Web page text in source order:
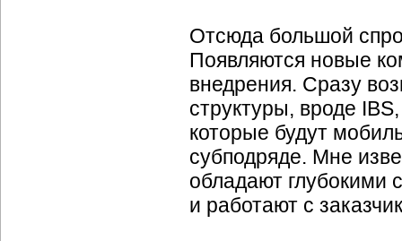
Отсюда большой
Появляются новые
внедрения. Сразу
структуры, вроде
которые будут
субподряде. Мне
обладают глубокими
и работают с